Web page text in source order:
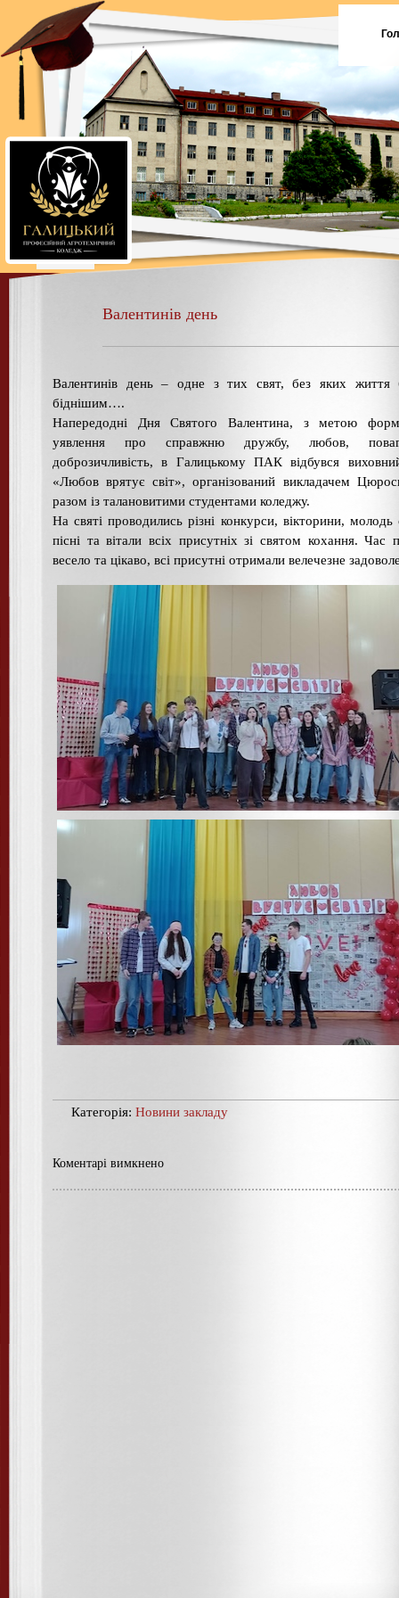
Валентинів день
Валентинів день – одне з тих свят, без яких життя
біднішим….
Напередодні Дня Святого Валентина, з метою
уявлення про справжню дружбу, любов,
доброзичливість, в Галицькому ПАК відбувся
«Любов врятує світ», організований викладачем
разом із талановитими студентами коледжу.
На святі проводились різні конкурси, вікторини, молодь
пісні та вітали всіх присутніх зі святом кохання. Час
весело та цікаво, всі присутні отримали велечезне
Категорія: Новини закладу
Коментарі вимкнено